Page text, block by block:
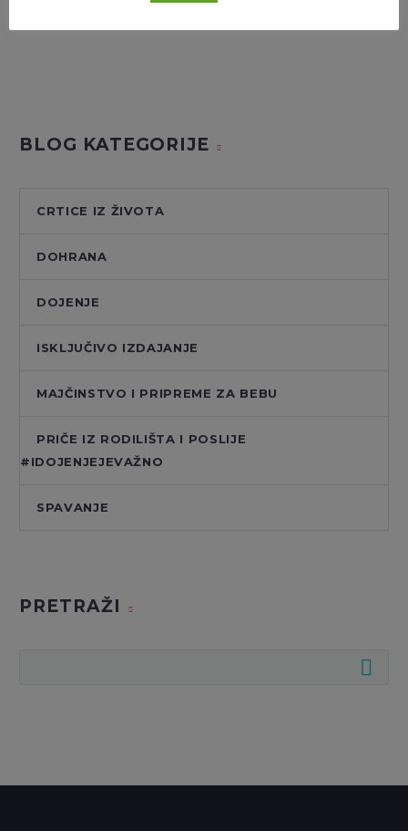
BLOG KATEGORIJE
CRTICE IZ ŽIVOTA
DOHRANA
DOJENJE
ISKLJUČIVO IZDAJANJE
MAJČINSTVO I PRIPREME ZA BEBU
PRIČE IZ RODILIŠTA I POSLIJE
#IDOJENJEJEVAŽNO
SPAVANJE
PRETRAŽI